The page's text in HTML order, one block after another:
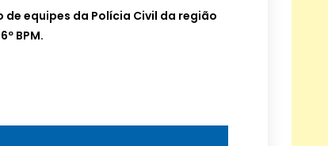
equipes da Polícia Civil da região
BPM.